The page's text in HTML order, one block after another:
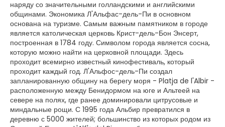
наряду со значительными голландскими и английскими
общинами. Экономика Л'Альфас-дель-Пи в основном
основана на туризме. Самым важным памятником в городе
является католическая церковь Крист-дель-Бон Энсерт,
построенная в 1784 году. Символом города является сосна,
которую можно найти на церковной площади. Здесь
проходит всемирно известный кинофестиваль, который
проходит каждый год. Л'Альфос-дель-Пи создал
запланированную общину на берегу моря - Platja de l'Albir -
расположенную между Бенидормом на юге и Альтеей на
севере на полях, где ранее доминировали цитрусовые и
миндальные рощи. С 1995 года Альбир превратился в
деревню с 5000 жителей; большинство из которых родом из